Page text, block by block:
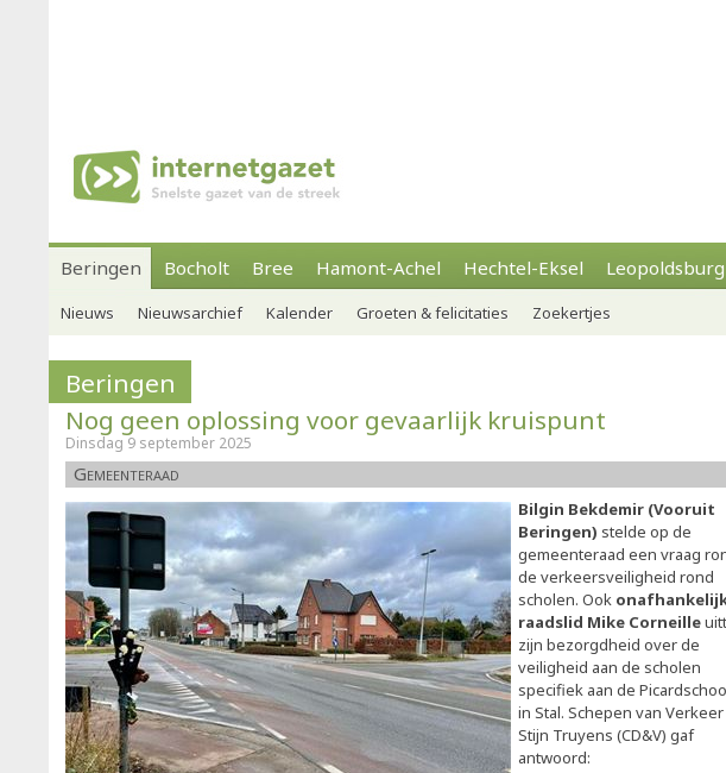
Beringen Bocholt Bree Hamont-Achel Hechtel-Eksel Leopoldsburg
Nieuws Nieuwsarchief Kalender Groeten & felicitaties Zoekertjes
Beringen
Nog geen oplossing voor gevaarlijk kruispunt
Dinsdag 9 september 2025
Gemeenteraad
Bilgin Bekdemir (Vooruit
Beringen) stelde op de
gemeenteraad een vraag
de verkeersveiligheid rond
scholen. Ook
raadslid Mike Corneille
zijn bezorgdheid over de
veiligheid aan de scholen
specifiek aan de
in Stal. Schepen van Verkeer
Stijn Truyens (CD&V) gaf
antwoord: